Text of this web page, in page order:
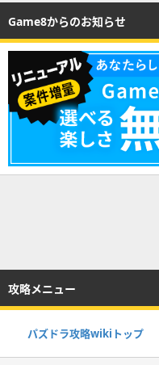
Game8からのお知らせ
攻略メニュー
パズドラ攻略wikiトップ